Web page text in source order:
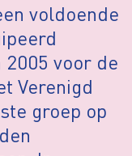
voldoende
voor de
Verenigd
groep op